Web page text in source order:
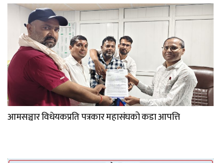
आमसञ्चार विधेयकप्रति पत्रकार महासंघको कडा आपत्ति